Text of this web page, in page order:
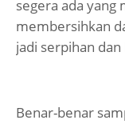
segera ada
membersihkan
jadi serpihan
Benar-benar